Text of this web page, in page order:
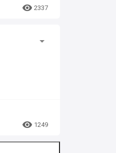
 2337
 1249